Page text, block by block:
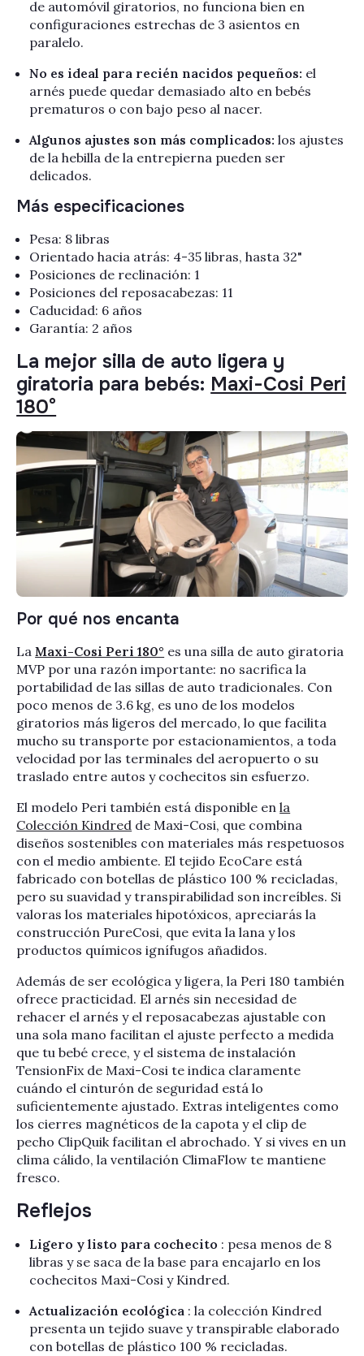
de automóvil giratorios, no funciona bien en
configuraciones estrechas de 3 asientos en
paralelo.
No es ideal para recién nacidos pequeños: el
arnés puede quedar demasiado alto en bebés
prematuros o con bajo peso al nacer.
Algunos ajustes son más complicados: los ajustes
de la hebilla de la entrepierna pueden ser
delicados.
Más especificaciones
Pesa: 8 libras
Orientado hacia atrás: 4-35 libras, hasta 32"
Posiciones de reclinación: 1
Posiciones del reposacabezas: 11
Caducidad: 6 años
Garantía: 2 años
La mejor silla de auto ligera y
giratoria para bebés: Maxi-Cosi Peri
180°
Por qué nos encanta
LaMaxi-Cosi Peri 180° es una silla de auto giratoria
MVP por una razón importante: no sacrifica la
portabilidad de las sillas de auto tradicionales. Con
poco menos de 3.6 kg, es uno de los modelos
giratorios más ligeros del mercado, lo que facilita
mucho su transporte por estacionamientos, a toda
velocidad por las terminales del aeropuerto o su
traslado entre autos y cochecitos sin esfuerzo.
El modelo Peri también está disponible enla
Colección Kindred de Maxi-Cosi, que combina
diseños sostenibles con materiales más respetuosos
con el medio ambiente. El tejido EcoCare está
fabricado con botellas de plástico 100 % recicladas,
pero su suavidad y transpirabilidad son increíbles. Si
valoras los materiales hipotóxicos, apreciarás la
construcción PureCosi, que evita la lana y los
productos químicos ignífugos añadidos.
Además de ser ecológica y ligera, la Peri 180 también
ofrece practicidad. El arnés sin necesidad de
rehacer el arnés y el reposacabezas ajustable con
una sola mano facilitan el ajuste perfecto a medida
que tu bebé crece, y el sistema de instalación
TensionFix de Maxi-Cosi te indica claramente
cuándo el cinturón de seguridad está lo
suficientemente ajustado. Extras inteligentes como
los cierres magnéticos de la capota y el clip de
pecho ClipQuik facilitan el abrochado. Y si vives en un
clima cálido, la ventilación ClimaFlow te mantiene
fresco.
Reflejos
Ligero y listo para cochecito : pesa menos de 8
libras y se saca de la base para encajarlo en los
cochecitos Maxi-Cosi y Kindred.
Actualización ecológica : la colección Kindred
presenta un tejido suave y transpirable elaborado
con botellas de plástico 100 % recicladas.